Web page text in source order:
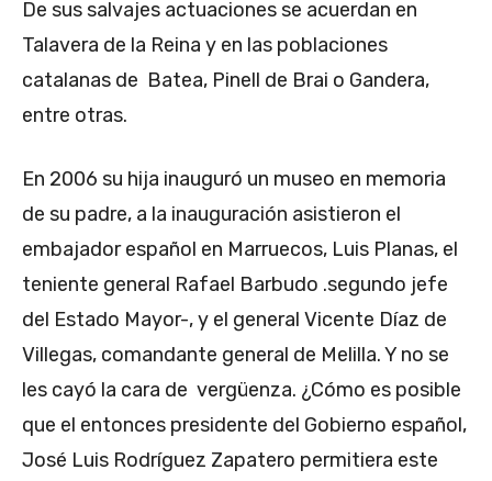
De sus salvajes actuaciones se acuerdan en
Talavera de la Reina y en las poblaciones
catalanas de Batea, Pinell de Brai o Gandera,
entre otras.
En 2006 su hija inauguró un museo en memoria
de su padre, a la inauguración asistieron el
embajador español en Marruecos, Luis Planas, el
teniente general Rafael Barbudo .segundo jefe
del Estado Mayor-, y el general Vicente Díaz de
Villegas, comandante general de Melilla. Y no se
les cayó la cara de vergüenza. ¿Cómo es posible
que el entonces presidente del Gobierno español,
José Luis Rodríguez Zapatero permitiera este